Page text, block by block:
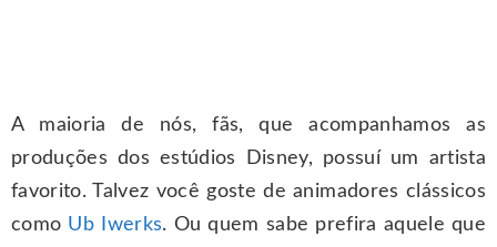
A maioria de nós, fãs, que acompanhamos as
produções dos estúdios Disney, possuí um artista
favorito. Talvez você goste de animadores clássicos
como Ub Iwerks. Ou quem sabe prefira aquele que